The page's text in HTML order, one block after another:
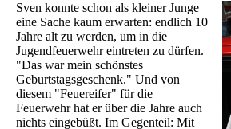
Sven konnte schon als kleiner Junge
eine Sache kaum erwarten: endlich 10
Jahre alt zu werden, um in die
Jugendfeuerwehr eintreten zu dürfen.
"Das war mein schönstes
Geburtstagsgeschenk." Und von
diesem "Feuereifer" für die
Feuerwehr hat er über die Jahre auch
nichts eingebüßt. Im Gegenteil: Mit